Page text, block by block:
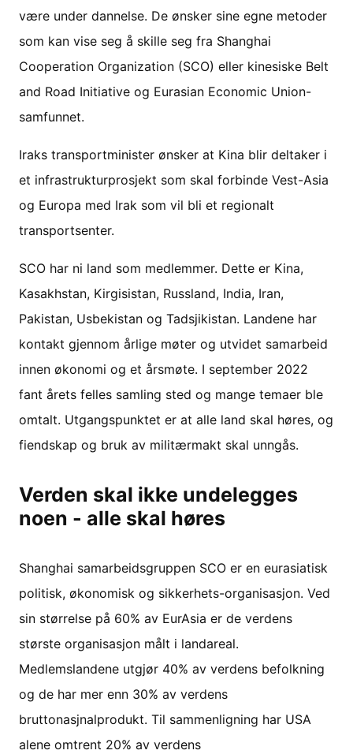
være under dannelse. De ønsker sine egne metoder
som kan vise seg å skille seg fra Shanghai
Cooperation Organization (SCO) eller kinesiske Belt
and Road Initiative og Eurasian Economic Union-
samfunnet.
Iraks transportminister ønsker at Kina blir deltaker i
et infrastrukturprosjekt som skal forbinde Vest-Asia
og Europa med Irak som vil bli et regionalt
transportsenter.
SCO har ni land som medlemmer. Dette er Kina,
Kasakhstan, Kirgisistan, Russland, India, Iran,
Pakistan, Usbekistan og Tadsjikistan. Landene har
kontakt gjennom årlige møter og utvidet samarbeid
innen økonomi og et årsmøte. I september 2022
fant årets felles samling sted og mange temaer ble
omtalt. Utgangspunktet er at alle land skal høres, og
fiendskap og bruk av militærmakt skal unngås.
Verden skal ikke undelegges
noen - alle skal høres
Shanghai samarbeidsgruppen SCO er en eurasiatisk
politisk, økonomisk og sikkerhets-organisasjon. Ved
sin størrelse på 60% av EurAsia er de verdens
største organisasjon målt i landareal.
Medlemslandene utgjør 40% av verdens befolkning
og de har mer enn 30% av verdens
bruttonasjnalprodukt. Til sammenligning har USA
alene omtrent 20% av verdens